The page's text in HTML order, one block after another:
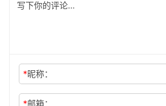
*昵称：
*邮箱：